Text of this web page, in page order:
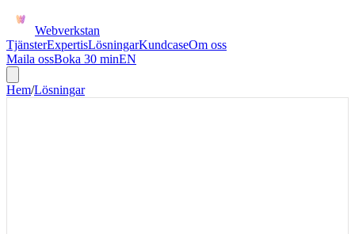
Webverkstan
TjänsterExpertisLösningarKundcaseOm oss
Maila ossBoka 30 minEN
Hem/Lösningar